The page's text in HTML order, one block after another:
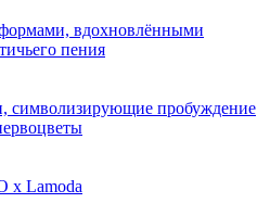
вдохновлёнными
пения
символизирующие пробуждение
х Lamoda